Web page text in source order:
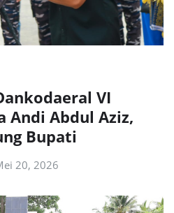
VI
Andi Abdul Aziz,
Bupati
20, 2026